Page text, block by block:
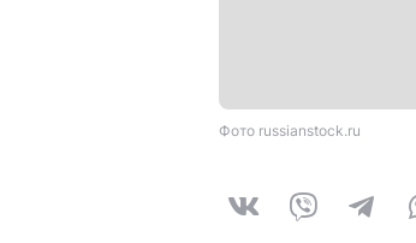
Фото russianstock.ru